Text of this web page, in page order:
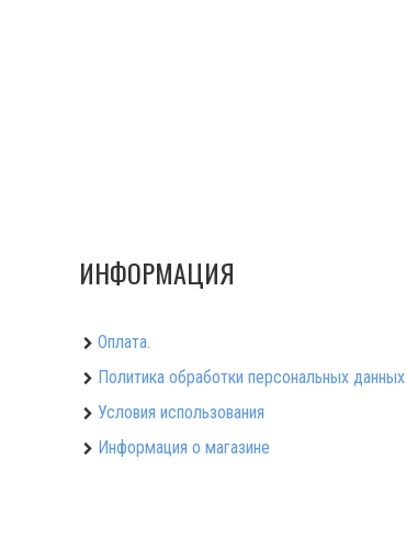
ИНФОРМАЦИЯ
Оплата.
Политика обработки персональных данных
Условия использования
Информация о магазине